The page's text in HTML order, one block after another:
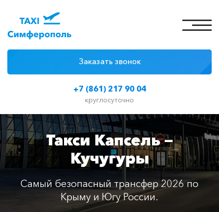
+7 (861) 217 90 04
круглосуточно
Заказать звонок
Цены на такси
Классы автомобилей
Отзывы
Контакты
Такси Капсель —
Кучугуры
Самый безопасный трансфер 2026 по
Крыму и Югу России.